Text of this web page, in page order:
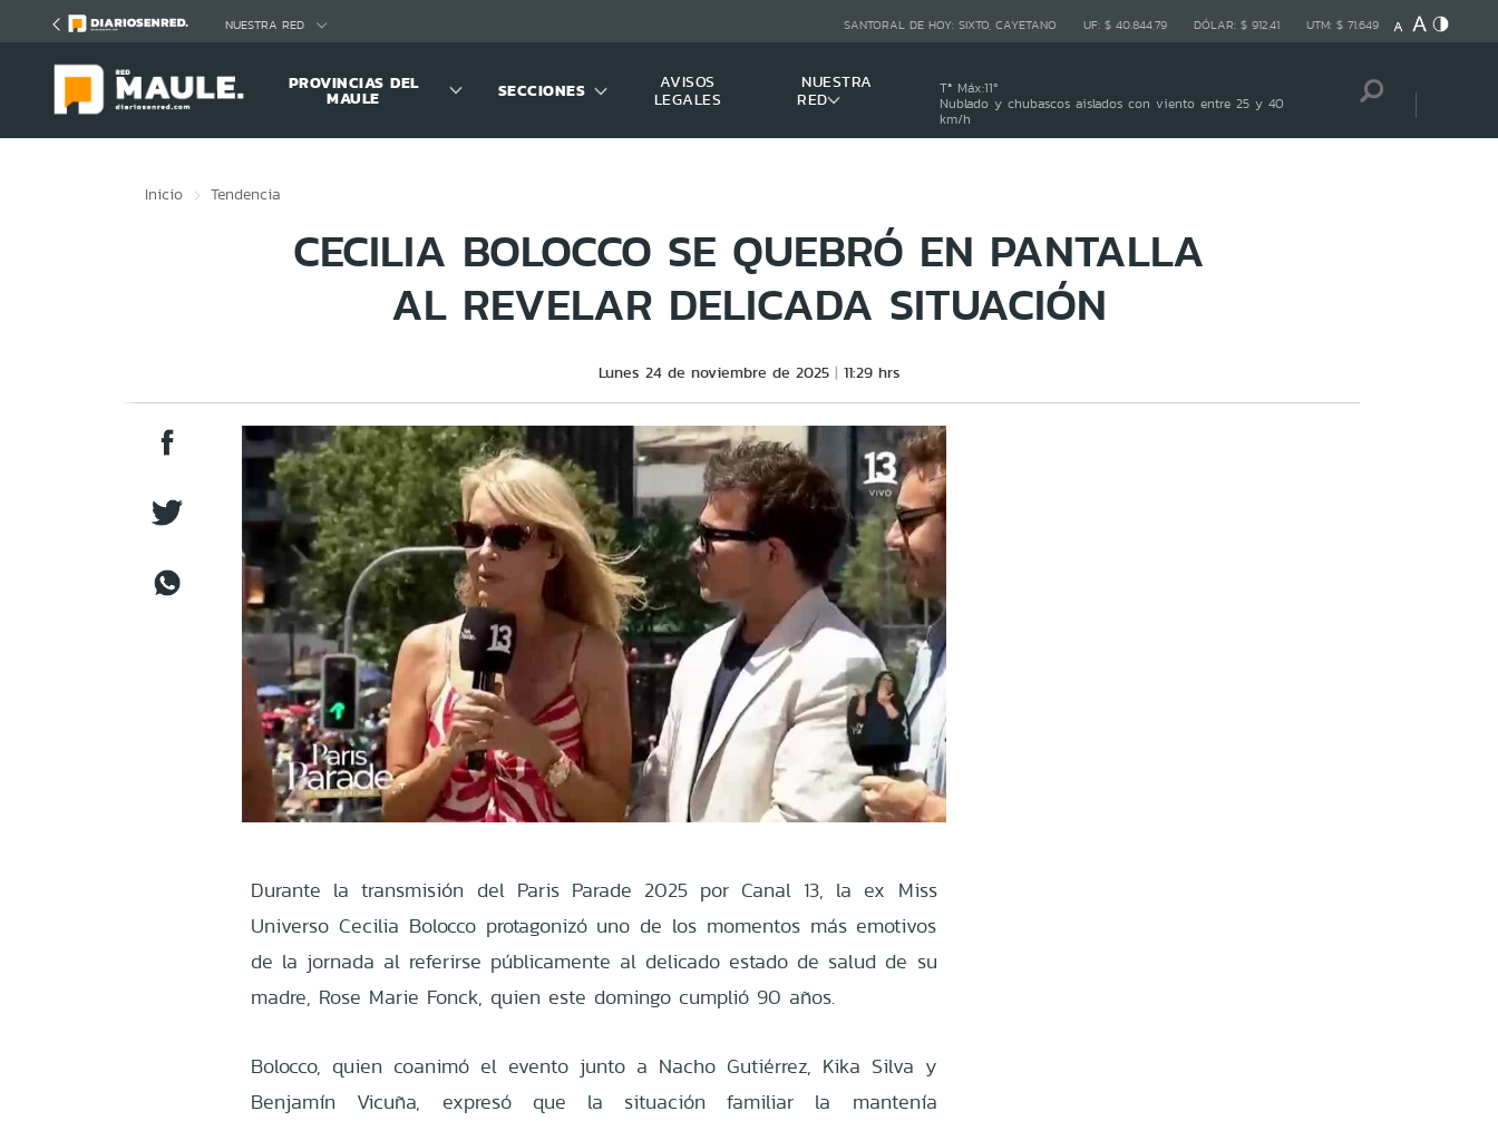
NUESTRA RED SANTORAL DE HOY: SIXTO, CAYETANO UF: $ 40.844,79 DÓLAR: $ 912,41 UTM: $ 71.649
PROVINCIAS DEL
MAULE SECCIONES
AVISOS
LEGALES
NUESTRA
RED
Tª Máx:11º
Nublado y chubascos aislados con viento entre 25 y 40
km/h
Inicio Tendencia
CECILIA BOLOCCO SE QUEBRÓ EN PANTALLA
AL REVELAR DELICADA SITUACIÓN
Lunes 24 de noviembre de 2025 11:29 hrs
Durante la transmisión del Paris Parade 2025 por Canal 13, la ex Miss
Universo Cecilia Bolocco protagonizó uno de los momentos más emotivos
de la jornada al referirse públicamente al delicado estado de salud de su
madre, Rose Marie Fonck, quien este domingo cumplió 90 años.
Bolocco, quien coanimó el evento junto a Nacho Gutiérrez, Kika Silva y
Benjamín Vicuña, expresó que la situación familiar la mantenía